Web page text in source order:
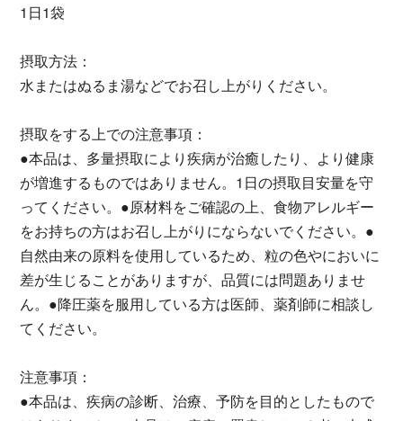
1日1袋
摂取方法：
水またはぬるま湯などでお召し上がりください。
摂取をする上での注意事項：
●本品は、多量摂取により疾病が治癒したり、より健康
が増進するものではありません。1日の摂取目安量を守
ってください。●原材料をご確認の上、食物アレルギー
をお持ちの方はお召し上がりにならないでください。●
自然由来の原料を使用しているため、粒の色やにおいに
差が生じることがありますが、品質には問題ありませ
ん。●降圧薬を服用している方は医師、薬剤師に相談し
てください。
注意事項：
●本品は、疾病の診断、治療、予防を目的としたもので